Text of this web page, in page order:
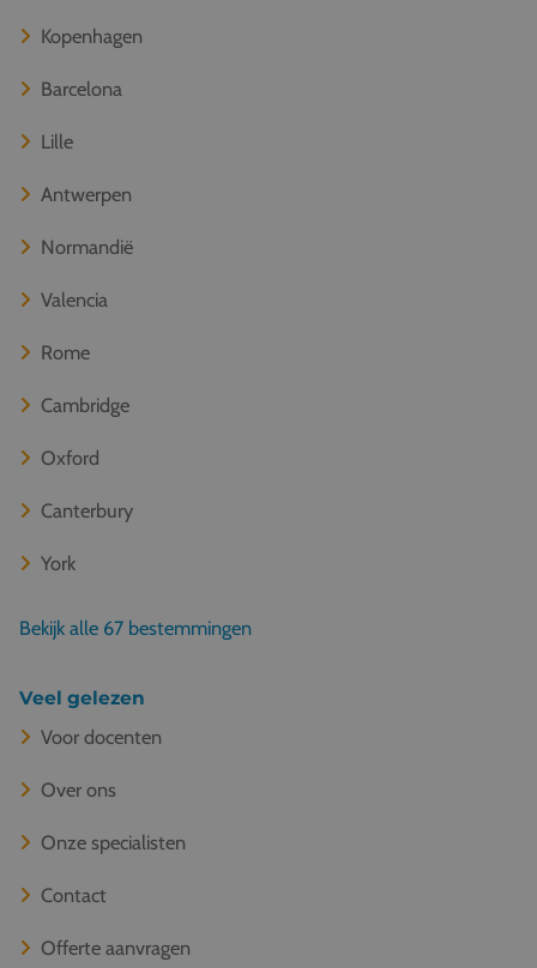
Kopenhagen
Barcelona
Lille
Antwerpen
Normandië
Valencia
Rome
Cambridge
Oxford
Canterbury
York
Bekijk alle 67 bestemmingen
Veel gelezen
Voor docenten
Over ons
Onze specialisten
Contact
Offerte aanvragen